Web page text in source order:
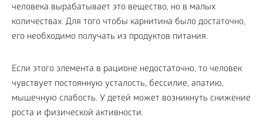
человека вырабатывает это вещество, но в малых
количествах. Для того чтобы карнитина было достаточно,
его необходимо получать из продуктов питания.
Если этого элемента в рационе недостаточно, то человек
чувствует постоянную усталость, бессилие, апатию,
мышечную слабость. У детей может возникнуть снижение
роста и физической активности.